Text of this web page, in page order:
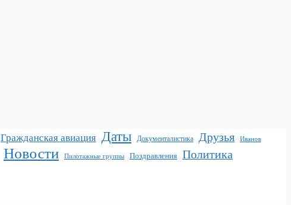
Гражданская авиация Даты Документалистика Друзья Иванов
Новости Пилотажные группы Поздравления Политика